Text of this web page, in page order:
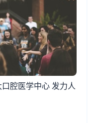
腔医学中心 发力人